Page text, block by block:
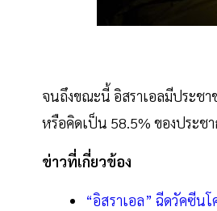
จนถึงขณะนี้ อิสราเอลมีประช
หรือคิดเป็น 58.5% ของประช
ข่าวที่เกี่ยวข้อง
“อิสราเอล” ฉีดวัคซีน